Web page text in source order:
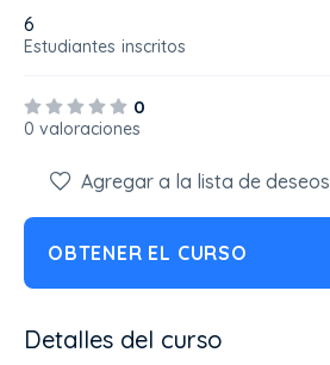
6
Estudiantes inscritos
0
0 valoraciones
Agregar a la lista de deseos
OBTENER EL CURSO
Detalles del curso